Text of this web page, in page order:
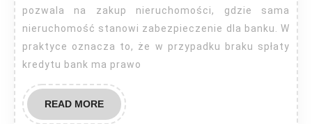
pozwala na zakup nieruchomości, gdzie sama
nieruchomość stanowi zabezpieczenie dla banku. W
praktyce oznacza to, że w przypadku braku spłaty
kredytu bank ma prawo
READ MOREREAD
MORE